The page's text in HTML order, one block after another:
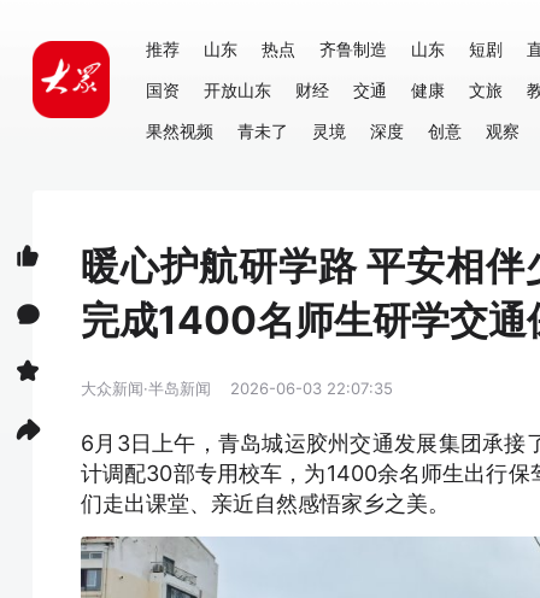
推荐 山东 热点 齐鲁制造 山东 短剧
国资
开放山东 财经 交通 健康 文旅
果然视频
青未了 灵境 深度 创意 观察
暖心护航研学路 平安相
完成1400名师生研学交通
大众新闻·半岛新闻 2026-06-03 22:07:35
6月3日上午，青岛城运胶州交通发展集团承
计调配30部专用校车，为1400余名师生出行
们走出课堂、亲近自然感悟家乡之美。